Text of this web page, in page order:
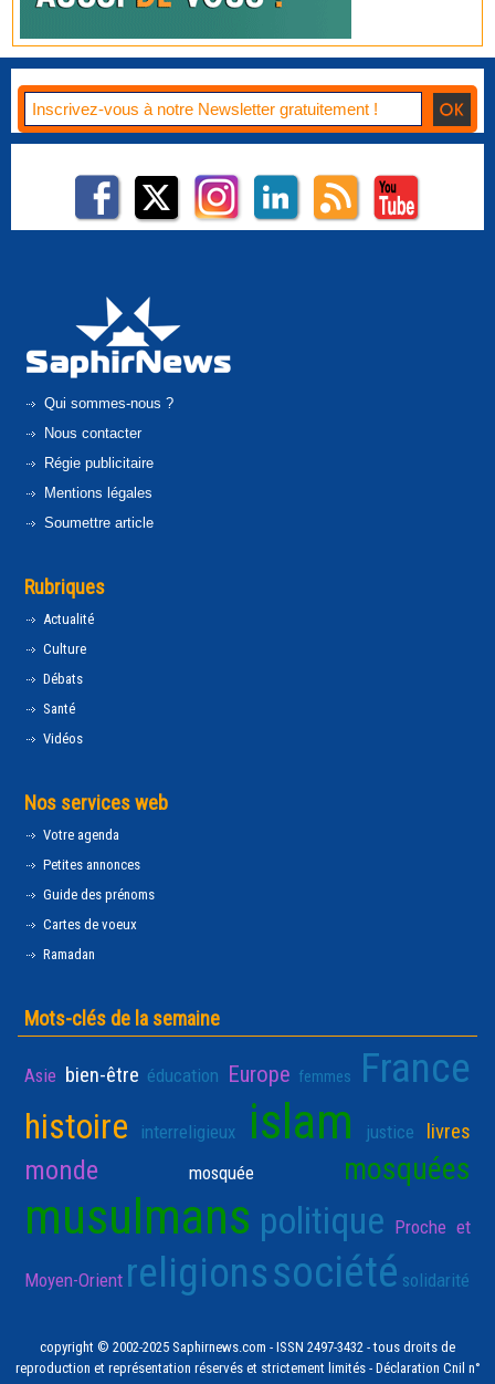
Qui sommes-nous ?
Nous contacter
Régie publicitaire
Mentions légales
Soumettre article
Rubriques
Actualité
Culture
Débats
Santé
Vidéos
Nos services web
Votre agenda
Petites annonces
Guide des prénoms
Cartes de voeux
Ramadan
Mots-clés de la semaine
Asie bien-être éducation Europe femmes France
histoire interreligieux islam justice livres
monde mosquée mosquées
musulmans politique Proche et
Moyen-Orient religionssociété solidarité
copyright © 2002-2025 Saphirnews.com - ISSN 2497-3432 - tous droits de
reproduction et représentation réservés et strictement limités - Déclaration Cnil n°